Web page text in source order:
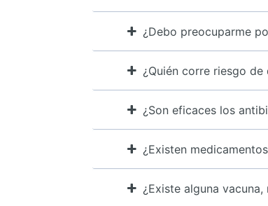
¿Debo preocuparme
¿Quién corre riesgo
¿Son eficaces los
¿Existen
¿Existe alguna